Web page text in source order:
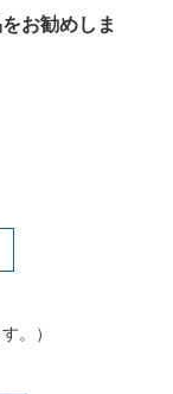
お勧めしま
。）